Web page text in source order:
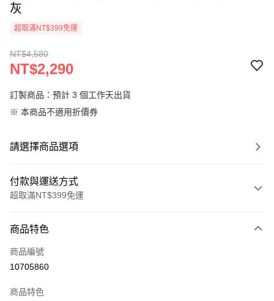
灰
超取滿NT$399免運
NT$4,580
NT$2,290
訂製商品：預計 3 個工作天出貨
※ 本商品不適用折價券
請選擇商品選項
付款與運送方式
超取滿NT$399免運
信用卡一次付款
信用卡分期付款
合作金庫商業銀行
商品特色
商品編號
10705860
商品特色